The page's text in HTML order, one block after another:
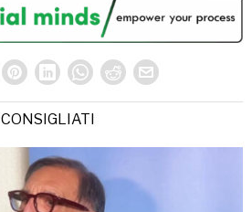
CONSIGLIATI